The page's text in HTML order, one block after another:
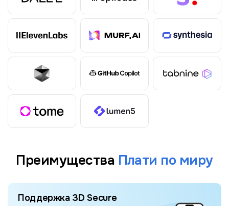
Преимущества Плати по миру
Поддержка 3D Secure